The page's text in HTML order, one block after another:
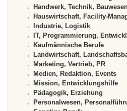
Handwerk, Technik,
Hauswirtschaft, Facility-
Industrie, Logistik
IT, Programmierung,
Kaufmännische Berufe
Landwirtschaft,
Marketing, Vertrieb, PR
Medien, Redaktion, Events
Mission, Entwicklungshilfe
Pädagogik, Erziehung
Personalwesen,